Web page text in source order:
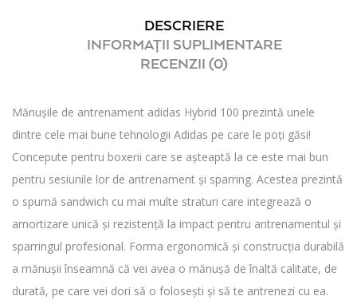
DESCRIERE
INFORMAȚII SUPLIMENTARE
RECENZII (0)
Mănușile de antrenament adidas Hybrid 100 prezintă unele
dintre cele mai bune tehnologii Adidas pe care le poți găsi!
Concepute pentru boxerii care se așteaptă la ce este mai bun
pentru sesiunile lor de antrenament și sparring. Acestea prezintă
o spumă sandwich cu mai multe straturi care integrează o
amortizare unică și rezistență la impact pentru antrenamentul și
sparringul profesional. Forma ergonomică și construcția durabilă
a mănușii înseamnă că vei avea o mănușă de înaltă calitate, de
durată, pe care vei dori să o folosești și să te antrenezi cu ea.